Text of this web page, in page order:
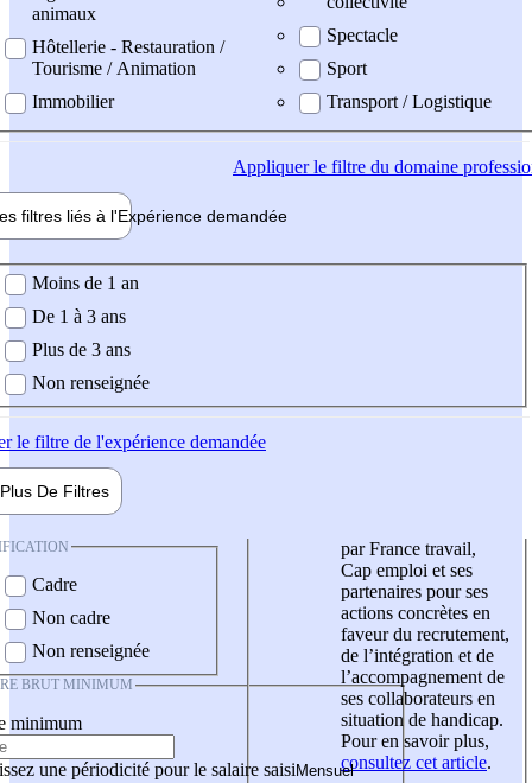
animaux
Hôtellerie - Restauration /
Tourisme / Animation
Immobilier
Spectacle
Sport
Transport / Logistique
Appliquerle filtre du domaine
filtres liés à l'Expérience demandée
demandée
Moins de 1 an
De 1 à 3 ans
Plus de 3 ans
Non renseignée
le filtre de l'expérience demandée
Plus De Filtres
Cadre
Non cadre
Non renseignée
BRUT MINIMUM
minimum
une périodicité pour le salaire saisi
par France travail,
Cap emploi et ses
partenaires pour ses
actions concrètes en
faveur du recrutement,
de l’intégration et de
l’accompagnement de
ses collaborateurs en
situation de handicap.
Pour en savoir plus,
consultez cet article.